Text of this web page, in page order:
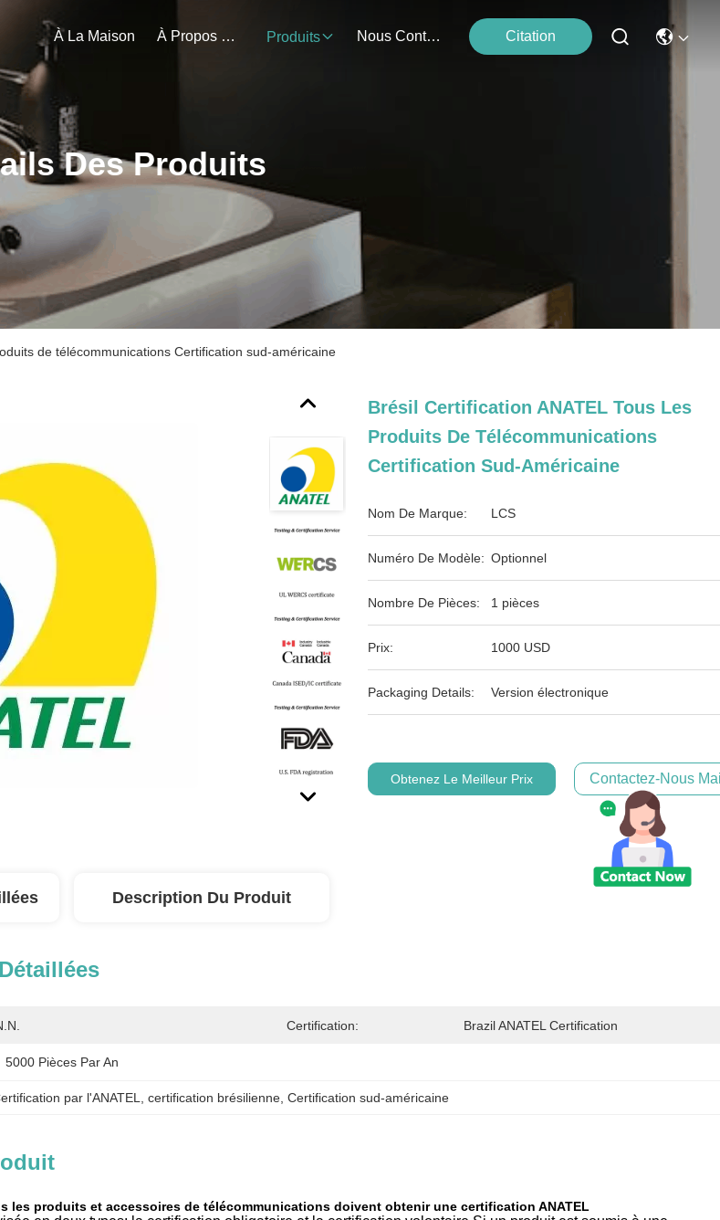
À La Maison À Propos De Nous Produits Nous Contacter Citation
Des Produits
de télécommunications Certification sud-américaine
Brésil Certification ANATEL Tous Les
Produits De Télécommunications
Certification Sud-Américaine
Nom De Marque: LCS
Numéro De Modèle: Optionnel
Nombre De Pièces: 1 pièces
Prix: 1000 USD
Packaging Details: Version électronique
Obtenez Le Meilleur Prix Contactez-Nous
Description Du Produit
Certification: Brazil ANATEL Certification
5000 Pièces Par An
par l'ANATEL , certification brésilienne , Certification sud-américaine
les produits et accessoires de télécommunications doivent obtenir une certification ANATEL